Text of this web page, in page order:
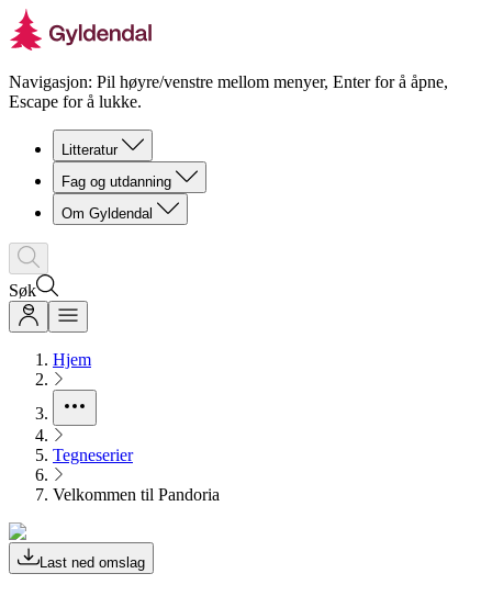
Navigasjon: Pil høyre/venstre mellom menyer, Enter for å åpne,
Escape for å lukke.
Litteratur
Fag og utdanning
Om Gyldendal
Søk
Hjem
Tegneserier
Velkommen til Pandoria
Last ned omslag